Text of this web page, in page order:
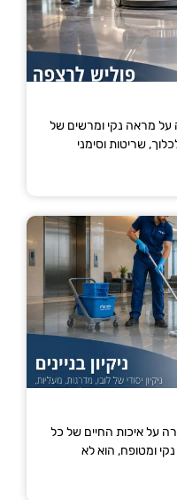
על מראה נקי ומרשים של
שריטות וסימני
על איכות החיים של כל
ומטופח, הוא לא